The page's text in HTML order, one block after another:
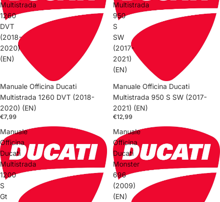
Multistrada
1260
DVT
(2018-
2020)
(EN)
Manuale Officina Ducati
Multistrada 1260 DVT (2018-
2020) (EN)
€7,99
Multistrada
950
S
SW
(2017-
2021)
(EN)
Manuale Officina Ducati
Multistrada 950 S SW (2017-
2021) (EN)
€12,99
Manuale
Officina
Ducati
Multistrada
1200
S
Gt
Manuale
Officina
Ducati
Monster
696
(2009)
(EN)